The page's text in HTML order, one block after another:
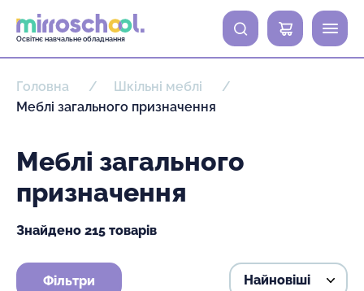
Освітнє навчальне обладнання
0
Головна
Шкільні меблі
Меблі загального призначення
Меблі загального
призначення
Знайдено 215 товарів
Фільтри